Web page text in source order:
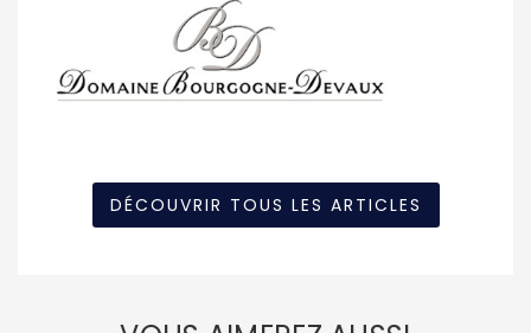
DÉCOUVRIR TOUS LES ARTICLES